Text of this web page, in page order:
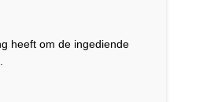
heeft om de ingediende